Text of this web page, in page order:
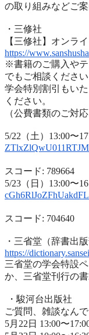
の取り組みなどご
・三修社
【三修社】オンラ
https://
※書籍のご購入やテ
でもご相談ください
学会特別割引もいた
ください。
（公費書類
5/22（土）13:00〜
ミーティン
スコード: 789664
5/23（日）13:00〜
ミーティン
スコード: 704640
・三省堂（辞書出版
https://
三省堂の学会特設
か、 三省堂刊行の
・駿河台出版社
ご質問、雑談なん
5月22日 13:00〜